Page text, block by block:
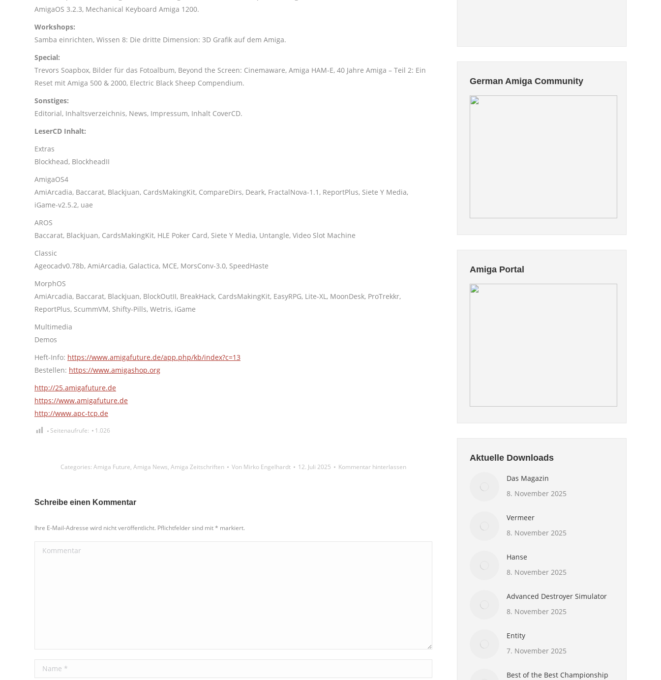
AmigaOS 3.2.3, Mechanical Keyboard Amiga 1200.
Workshops:
Samba einrichten, Wissen 8: Die dritte Dimension: 3D Grafik auf dem Amiga.
Special:
Trevors Soapbox, Bilder für das Fotoalbum, Beyond the Screen: Cinemaware, Amiga HAM-E, 40 Jahre Amiga – Teil 2: Ein
Reset mit Amiga 500 & 2000, Electric Black Sheep Compendium.
Sonstiges:
Editorial, Inhaltsverzeichnis, News, Impressum, Inhalt CoverCD.
LeserCD Inhalt:
Extras
Blockhead, BlockheadII
AmigaOS4
AmiArcadia, Baccarat, Blackjuan, CardsMakingKit, CompareDirs, Deark, FractalNova-1.1, ReportPlus, Siete Y Media,
iGame-v2.5.2, uae
AROS
Baccarat, Blackjuan, CardsMakingKit, HLE Poker Card, Siete Y Media, Untangle, Video Slot Machine
Classic
Ageocadv0.78b, AmiArcadia, Galactica, MCE, MorsConv-3.0, SpeedHaste
MorphOS
AmiArcadia, Baccarat, Blackjuan, BlockOutII, BreakHack, CardsMakingKit, EasyRPG, Lite-XL, MoonDesk, ProTrekkr,
ReportPlus, ScummVM, Shifty-Pills, Wetris, iGame
Multimedia
Demos
Heft-Info: https://www.amigafuture.de/app.php/kb/index?c=13
Bestellen: https://www.amigashop.org
http://25.amigafuture.de
https://www.amigafuture.de
http://www.apc-tcp.de
Seitenaufrufe: 1.026
Categories: Amiga Future, Amiga News, Amiga Zeitschriften Von Mirko Engelhardt 12. Juli 2025 Kommentar hinterlassen
Schreibe einen Kommentar
Ihre E-Mail-Adresse wird nicht veröffentlicht. Pflichtfelder sind mit* markiert.
Kommentar
Name *
German Amiga Community
Amiga Portal
Aktuelle Downloads
Das Magazin
8. November 2025
Vermeer
8. November 2025
Hanse
8. November 2025
Advanced Destroyer Simulator
8. November 2025
Entity
7. November 2025
Best of the Best Championship